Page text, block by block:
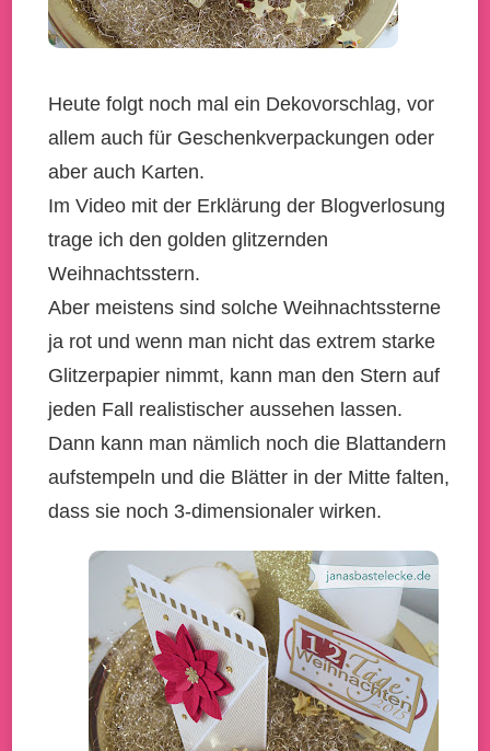
Heute folgt noch mal ein Dekovorschlag, vor
allem auch für Geschenkverpackungen oder
aber auch Karten.
Im Video mit der Erklärung der Blogverlosung
trage ich den golden glitzernden
Weihnachtsstern.
Aber meistens sind solche Weihnachtssterne
ja rot und wenn man nicht das extrem starke
Glitzerpapier nimmt, kann man den Stern auf
jeden Fall realistischer aussehen lassen.
Dann kann man nämlich noch die Blattandern
aufstempeln und die Blätter in der Mitte falten,
dass sie noch 3-dimensionaler wirken.